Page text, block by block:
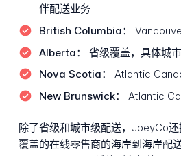
伴配送业务
British Columbia：
Alberta：
省级覆盖，具体城
Nova Scotia：
Atlantic
New Brunswick：
Atlantic
除了省级和城市级配送，JoeyCo
覆盖的在线零售商的海岸到海岸配